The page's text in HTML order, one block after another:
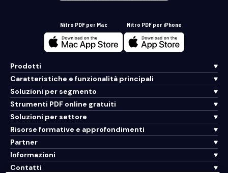
Nitro PDF per Mac Nitro PDF per iPhone
Prodotti
Caratteristiche e funzionalità principali
Soluzioni per segmento
Strumenti PDF online gratuiti
Soluzioni per settore
Risorse formative e approfondimenti
Partner
Informazioni
Contatti